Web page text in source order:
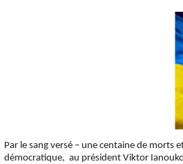
Par le sang versé – une centaine de morts
démocratique, au président Viktor